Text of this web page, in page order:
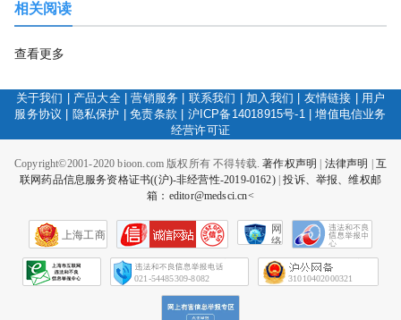
相关阅读
查看更多
关于我们 产品大全|营销服务 联系我们 加入我们 友情链接
用户
服务协议
隐私保护 |免责条款 沪ICP备14018915号-1|增值电信业务
经营许可证
Copyright©2001-2020 bioon.com 版权所有 不得转载.著作权声明 法律声明
互
联网药品信息服务资格证书((沪)-非经营性-2019-0162)|投诉、举报、维权邮
箱：editor@medsci.cn<
上海工商
网
络
会
征
021-54485309-8082 31010402000321